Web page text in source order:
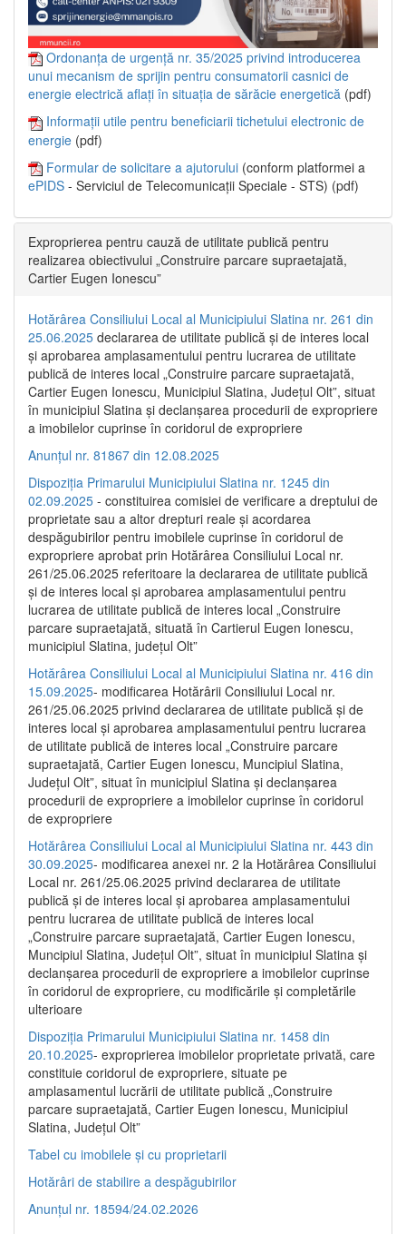
Ordonanța de urgență nr. 35/2025 privind introducerea
unui mecanism de sprijin pentru consumatorii casnici de
energie electrică aflați în situația de sărăcie energetică (pdf)
Informații utile pentru beneficiarii tichetului electronic de
energie (pdf)
Formular de solicitare a ajutorului (conform platformei a
ePIDS - Serviciul de Telecomunicații Speciale - STS) (pdf)
Exproprierea pentru cauză de utilitate publică pentru
realizarea obiectivului „Construire parcare supraetajată,
Cartier Eugen Ionescu”
Hotărârea Consiliului Local al Municipiului Slatina nr. 261 din
25.06.2025 declararea de utilitate publică și de interes local
și aprobarea amplasamentului pentru lucrarea de utilitate
publică de interes local „Construire parcare supraetajată,
Cartier Eugen Ionescu, Municipiul Slatina, Județul Olt”, situat
în municipiul Slatina și declanșarea procedurii de expropriere
a imobilelor cuprinse în coridorul de expropriere
Anunțul nr. 81867 din 12.08.2025
Dispoziția Primarului Municipiului Slatina nr. 1245 din
02.09.2025 - constituirea comisiei de verificare a dreptului de
proprietate sau a altor drepturi reale și acordarea
despăgubirilor pentru imobilele cuprinse în coridorul de
expropriere aprobat prin Hotărârea Consiliului Local nr.
261/25.06.2025 referitoare la declararea de utilitate publică
și de interes local și aprobarea amplasamentului pentru
lucrarea de utilitate publică de interes local „Construire
parcare supraetajată, situată în Cartierul Eugen Ionescu,
municipiul Slatina, județul Olt”
Hotărârea Consiliului Local al Municipiului Slatina nr. 416 din
15.09.2025- modificarea Hotărârii Consiliului Local nr.
261/25.06.2025 privind declararea de utilitate publică și de
interes local și aprobarea amplasamentului pentru lucrarea
de utilitate publică de interes local „Construire parcare
supraetajată, Cartier Eugen Ionescu, Muncipiul Slatina,
Județul Olt”, situat în municipiul Slatina și declanșarea
procedurii de expropriere a imobilelor cuprinse în coridorul
de expropriere
Hotărârea Consiliului Local al Municipiului Slatina nr. 443 din
30.09.2025- modificarea anexei nr. 2 la Hotărârea Consiliului
Local nr. 261/25.06.2025 privind declararea de utilitate
publică şi de interes local şi aprobarea amplasamentului
pentru lucrarea de utilitate publică de interes local
„Construire parcare supraetajată, Cartier Eugen Ionescu,
Muncipiul Slatina, Judeţul Olt”, situat în municipiul Slatina şi
declanşarea procedurii de expropriere a imobilelor cuprinse
în coridorul de expropriere, cu modificările şi completările
ulterioare
Dispoziția Primarului Municipiului Slatina nr. 1458 din
20.10.2025- exproprierea imobilelor proprietate privată, care
constituie coridorul de expropriere, situate pe
amplasamentul lucrării de utilitate publică „Construire
parcare supraetajată, Cartier Eugen Ionescu, Municipiul
Slatina, Județul Olt”
Tabel cu imobilele și cu proprietarii
Hotărâri de stabilire a despăgubirilor
Anunțul nr. 18594/24.02.2026